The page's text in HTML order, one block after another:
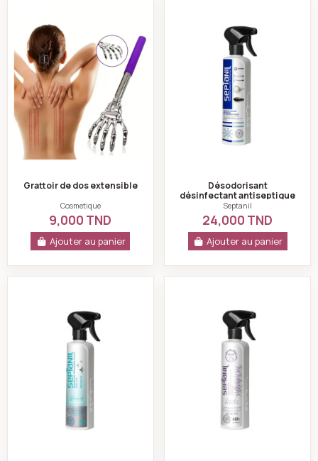
Grattoir de dos extensible
Cosmetique
9,000 TND
Ajouter au panier
Désodorisant
désinfectant antiseptique
ice septanil - 500ml
Septanil
24,000 TND
Ajouter au panier